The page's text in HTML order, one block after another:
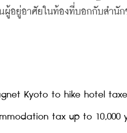
ผู้อยู่อาศัยในท้องที่บอกกับสำนั
Kyoto to hike hotel
tax up to 10,000